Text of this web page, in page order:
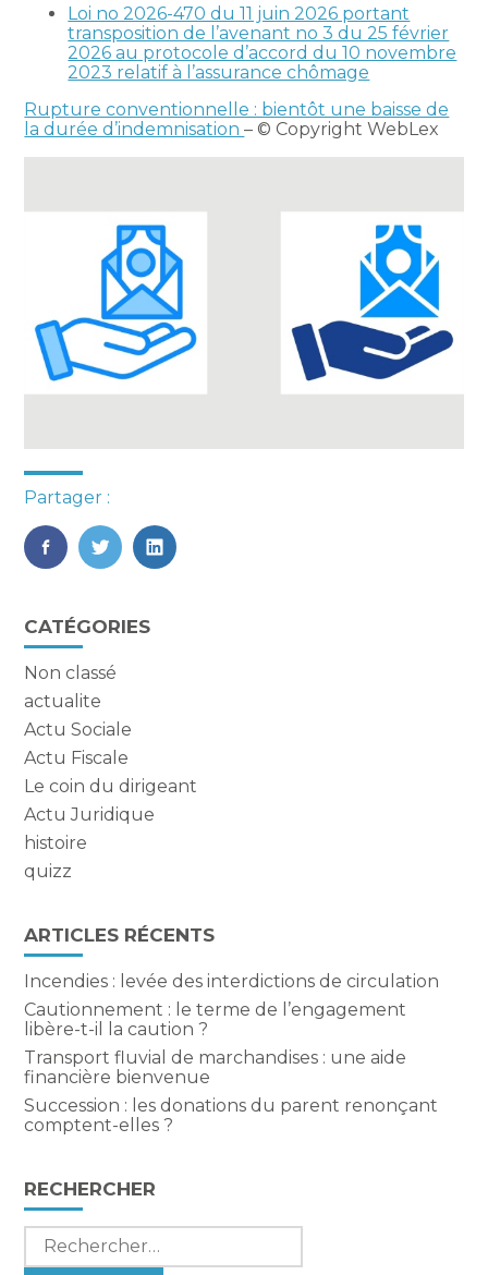
Loi no 2026-470 du 11 juin 2026 portant
transposition de l’avenant no 3 du 25 février
2026 au protocole d’accord du 10 novembre
2023 relatif à l’assurance chômage
Rupture conventionnelle : bientôt une baisse de
la durée d’indemnisation– © Copyright WebLex
Partager :
FaceBook
TwitterLinkedIn
Blog
sidebar
CATÉGORIES
Non classé
actualite
Actu Sociale
Actu Fiscale
Le coin du dirigeant
Actu Juridique
histoire
quizz
ARTICLES RÉCENTS
Incendies : levée des interdictions de circulation
Cautionnement : le terme de l’engagement
libère-t-il la caution ?
Transport fluvial de marchandises : une aide
financière bienvenue
Succession : les donations du parent renonçant
comptent-elles ?
RECHERCHER
Rechercher :